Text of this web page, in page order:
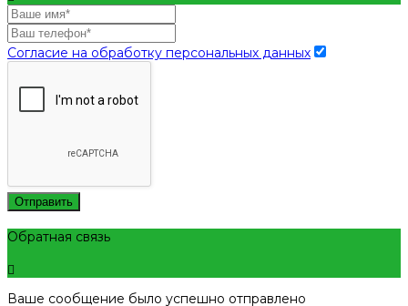
Согласие на обработку персональных данных
Отправить
Обратная связь
Ваше сообщение было успешно отправлено